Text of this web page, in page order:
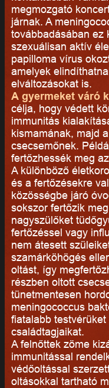
megmozgató
járnak. A
továbbadásában ez
szexuálisan aktív
papilloma vírus
amelyek
elváltozásokat is.
A gyermeket váró
célja, hogy védett
immunitás
kismamának, majd
csecsemőnek.
fertőzhessék meg
A különböző
és a fertőzésekre
közösségbe járó
sokszor fertőzik
nagyszülőket
fertőzéssel vagy
nem átesett
szamárköhögés
oltást, így
részben oltott
tünetmentesen
meningococcus
fiatalabb
családtagjaikat.
A felnőttek zöme
immunitással
védőoltással
oltásokkal tartható